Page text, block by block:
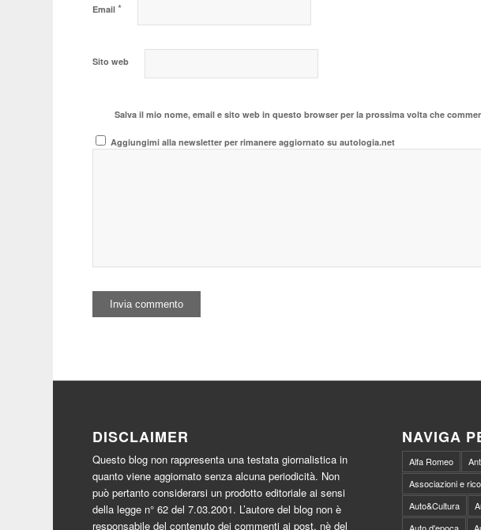
Email*
Sito web
Salva il mio nome, email e sito web in questo browser per la prossima volta che
Aggiungimi alla newsletter per rimanere aggiornato su autologia.net
DISCLAIMER
Questo blog non rappresenta una testata giornalistica in
quanto viene aggiornato senza alcuna periodicità. Non
può pertanto considerarsi un prodotto editoriale ai sensi
della legge n° 62 del 7.03.2001. L’autore del blog non è
responsabile del contenuto dei commenti ai post, nè del
NAVIGA
Alfa Romeo
Associazioni e
Auto&Cultura
Auto d'epoca